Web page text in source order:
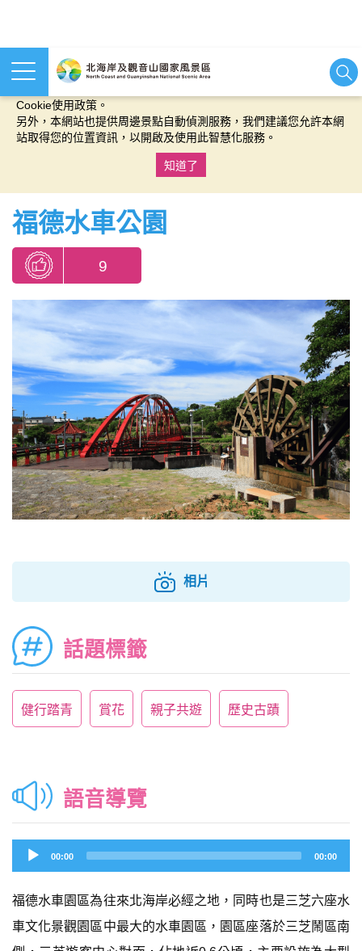
本網站使用cookies等相關技術以持續優化網站服務，並有助於為
Cookie使用政策。
另外，本網站也提供周邊景點自動偵測服務，我們建議您允許本網
站取得您的位置資訊，以開啟及使用此智慧化服務。
知道了
福德水車公園
9
相片
話題標籤
健行踏青 賞花 親子共遊 歷史古蹟
語音導覽
Audio
Player
00:00 00:00
福德水車園區為往來北海岸必經之地，同時也是三芝六座水
車文化景觀園區中最大的水車園區，園區座落於三芝鬧區南